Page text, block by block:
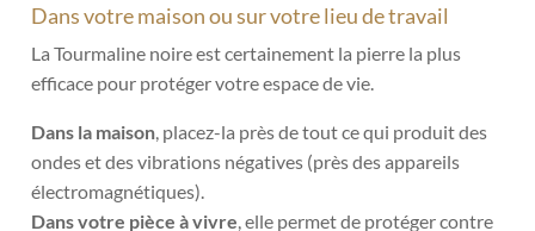
Dans votre maison ou sur votre lieu de travail
La Tourmaline noire est certainement la pierre la plus
efficace pour protéger votre espace de vie.
Dans la maison , placez-la près de tout ce qui produit des
ondes et des vibrations négatives (près des appareils
électromagnétiques).
Dans votre pièce à vivre , elle permet de protéger contre